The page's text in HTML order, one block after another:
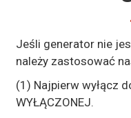
Jeśli generator nie
należy zastosować
(1) Najpierw wyłącz
WYŁĄCZONEJ.